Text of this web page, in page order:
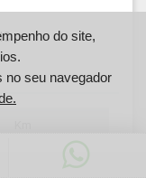
do site,
no seu navegador